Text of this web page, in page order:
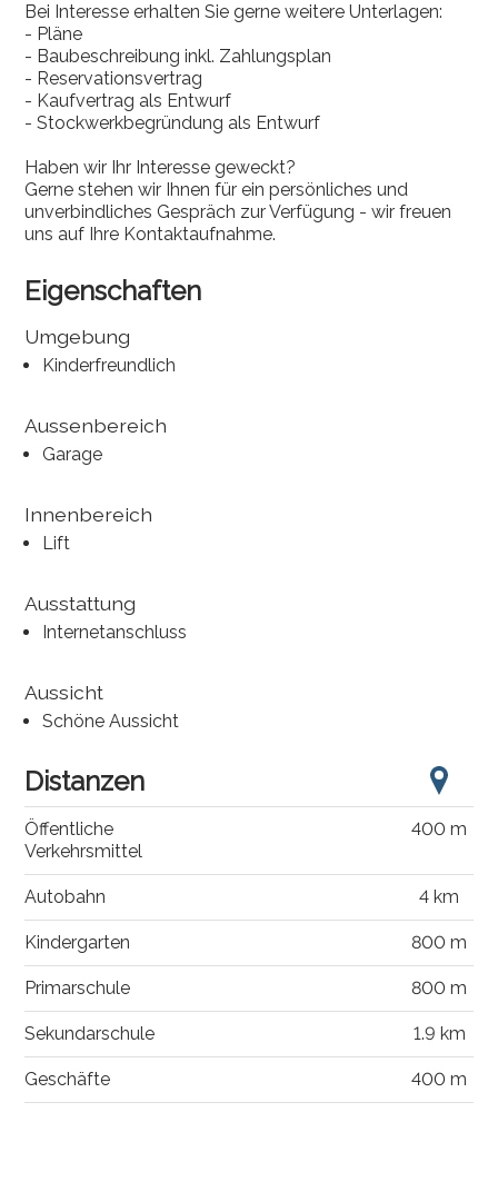
Bei Interesse erhalten Sie gerne weitere Unterlagen:
- Pläne
- Baubeschreibung inkl. Zahlungsplan
- Reservationsvertrag
- Kaufvertrag als Entwurf
- Stockwerkbegründung als Entwurf
Haben wir Ihr Interesse geweckt?
Gerne stehen wir Ihnen für ein persönliches und
unverbindliches Gespräch zur Verfügung - wir freuen
uns auf Ihre Kontaktaufnahme.
Eigenschaften
Umgebung
Kinderfreundlich
Aussenbereich
Garage
Innenbereich
Lift
Ausstattung
Internetanschluss
Aussicht
Schöne Aussicht
Distanzen
Öffentliche
Verkehrsmittel
400 m
Autobahn 4 km
Kindergarten 800 m
Primarschule 800 m
Sekundarschule 1.9 km
Geschäfte 400 m